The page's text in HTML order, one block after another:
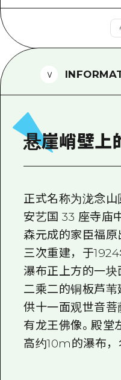
标准
历史·文
自然
短途旅
超值的
行李寄
志愿者
通过视
照片下
灾难发
广岛观
悬崖峭壁上
正式名称为泷念山
安艺国 33 座寺庙
森元成的家臣福
三次重建，于
瀑布正上方的一
二乘二的铜板芦
供十一面观世音菩
有龙王佛像。殿堂
高约10m的瀑布，